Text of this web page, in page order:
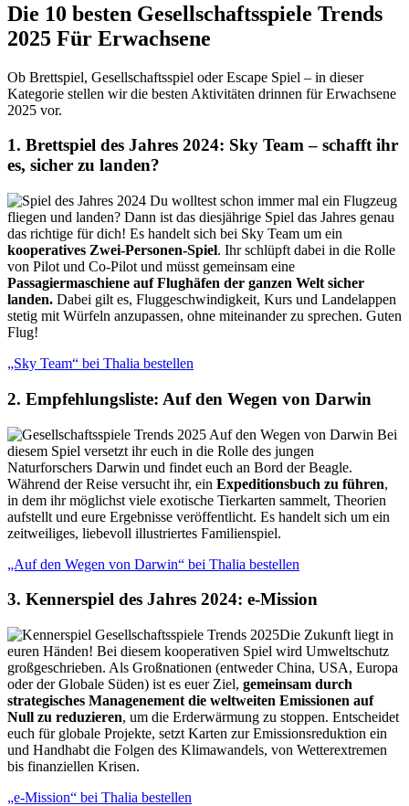
Die 10 besten Gesellschaftsspiele Trends
2025 Für Erwachsene
Ob Brettspiel, Gesellschaftsspiel oder Escape Spiel – in dieser
Kategorie stellen wir die besten Aktivitäten drinnen für Erwachsene
2025 vor.
1. Brettspiel des Jahres 2024: Sky Team – schafft ihr
es, sicher zu landen?
Du wolltest schon immer mal ein Flugzeug
fliegen und landen? Dann ist das diesjährige Spiel das Jahres genau
das richtige für dich! Es handelt sich bei Sky Team um ein
kooperatives Zwei-Personen-Spiel. Ihr schlüpft dabei in die Rolle
von Pilot und Co-Pilot und müsst gemeinsam eine
Passagiermaschiene auf Flughäfen der ganzen Welt sicher
landen. Dabei gilt es, Fluggeschwindigkeit, Kurs und Landelappen
stetig mit Würfeln anzupassen, ohne miteinander zu sprechen. Guten
Flug!
„Sky Team“ bei Thalia bestellen
2. Empfehlungsliste: Auf den Wegen von Darwin
Bei
diesem Spiel versetzt ihr euch in die Rolle des jungen
Naturforschers Darwin und findet euch an Bord der Beagle.
Während der Reise versucht ihr, ein Expeditionsbuch zu führen,
in dem ihr möglichst viele exotische Tierkarten sammelt, Theorien
aufstellt und eure Ergebnisse veröffentlicht. Es handelt sich um ein
zeitweiliges, liebevoll illustriertes Familienspiel.
„Auf den Wegen von Darwin“ bei Thalia bestellen
3. Kennerspiel des Jahres 2024: e-Mission
Die Zukunft liegt in
euren Händen! Bei diesem kooperativen Spiel wird Umweltschutz
großgeschrieben. Als Großnationen (entweder China, USA, Europa
oder der Globale Süden) ist es euer Ziel, gemeinsam durch
strategisches Managenement die weltweiten Emissionen auf
Null zu reduzieren, um die Erderwärmung zu stoppen. Entscheidet
euch für globale Projekte, setzt Karten zur Emissionsreduktion ein
und Handhabt die Folgen des Klimawandels, von Wetterextremen
bis finanziellen Krisen.
„e-Mission“ bei Thalia bestellen